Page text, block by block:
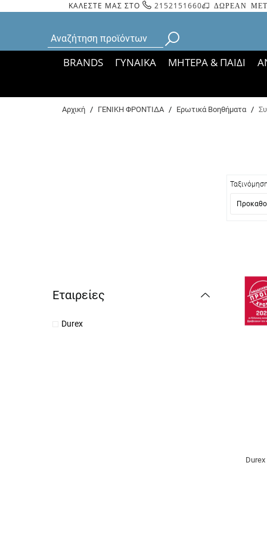
ΚΑΛΕΣΤΕ ΜΑΣ ΣΤΟ 2152151660 ΔΩΡΕΑΝ
BRANDS ΓΥΝΑΙΚΑ ΜΗΤΕΡΑ & ΠΑΙΔΙ
Αρχική / ΓΕΝΙΚΗ ΦΡΟΝΤΙΔΑ / Ερωτικά Βοηθήματα /
Εταιρείες
Durex